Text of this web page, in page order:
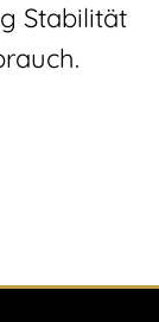
Stabilität